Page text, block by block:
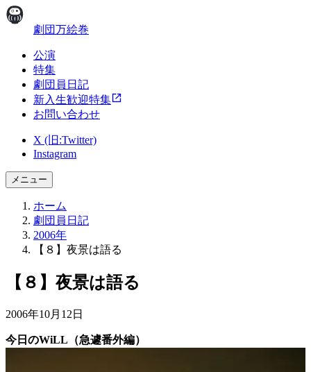
劇団万絵巻
公演
特集
劇団員日記
新入生歓迎特集
お問い合わせ
X (旧:Twitter)
Instagram
メニュー
ホーム
劇団員日記
2006年
【８】夜景は語る
【８】夜景は語る
2006年10月12日
今日のWiLL（急遽番外編）